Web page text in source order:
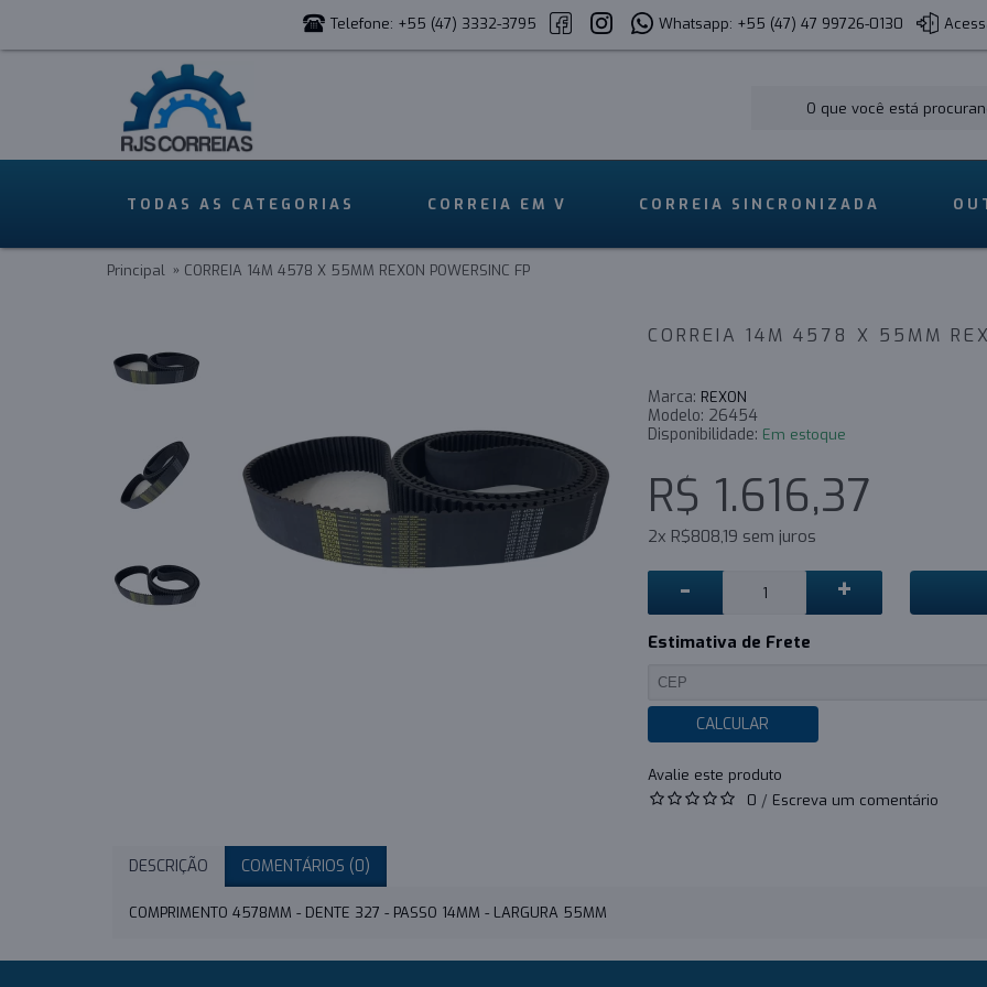
Telefone: +55 (47) 3332-3795 Whatsapp: +55 (47) 47 99726-0130
TODAS AS CATEGORIAS CORREIA EM V CORREIA SINCRONIZADA
Principal CORREIA 14M 4578 X 55MM REXON POWERSINC FP
CORREIA 14M 4578 X 55MM
Marca: REXON
Modelo: 26454
Disponibilidade: Em estoque
R$ 1.616,37
2x R$808,19 sem juros
- +
Estimativa de Frete
CALCULAR
0 / Escreva um comentário
DESCRIÇÃO COMENTÁRIOS (0)
COMPRIMENTO 4578MM - DENTE 327 - PASSO 14MM - LARGURA 55MM